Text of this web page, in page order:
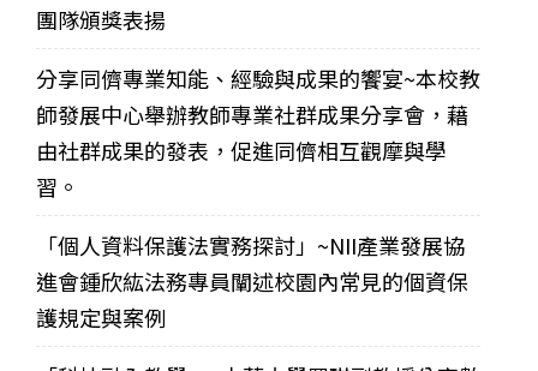
團隊頒獎表揚
分享同儕專業知能、經驗與成果的饗宴~本校教
師發展中心舉辦教師專業社群成果分享會，藉
由社群成果的發表，促進同儕相互觀摩與學
習。
「個人資料保護法實務探討」~NII產業發展協
進會鍾欣紘法務專員闡述校園內常見的個資保
護規定與案例